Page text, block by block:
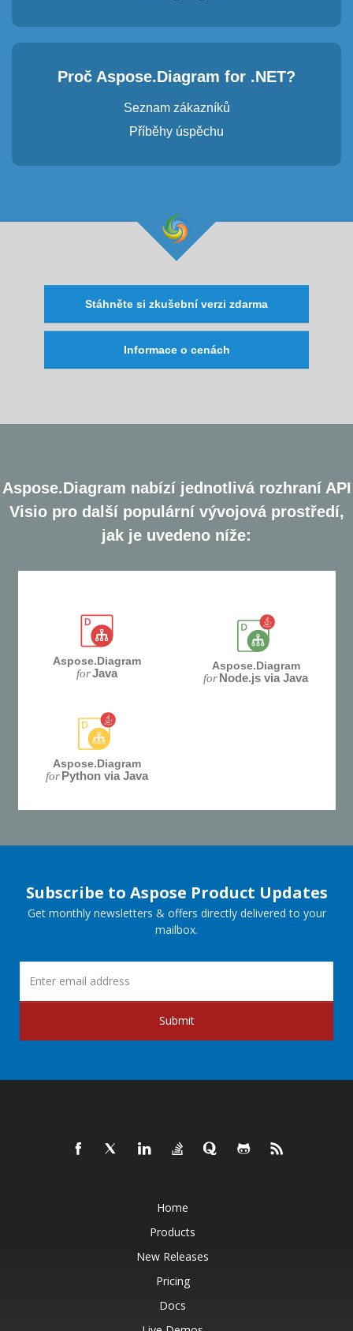
Proč Aspose.Diagram for .NET?
Seznam zákazníků
Příběhy úspěchu
Stáhněte si zkušební verzi zdarma
Informace o cenách
Aspose.Diagram nabízí jednotlivá rozhraní API
Visio pro další populární vývojová prostředí,
jak je uvedeno níže:
Aspose.Diagram
forJava
Aspose.Diagram
forNode.js via Java
Aspose.Diagram
forPython via Java
Subscribe to Aspose Product Updates
Get monthly newsletters & offers directly delivered to your
mailbox.
Submit
Home
Products
New Releases
Pricing
Docs